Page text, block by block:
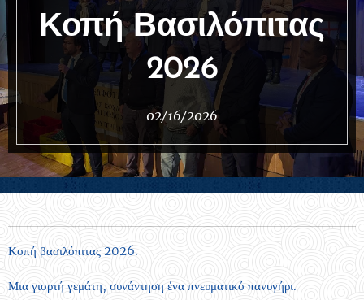
Κοπή Βασιλόπιτας
2026
02/16/2026
Κοπή βασιλόπιτας 2026.
Μια γιορτή γεμάτη, συνάντηση ένα πνευματικό πανυγήρι.